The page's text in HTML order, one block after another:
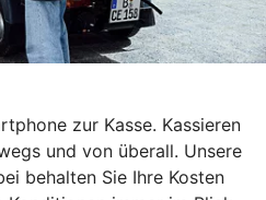
zur Kasse. Kassieren
und von überall. Unsere
behalten Sie Ihre Kosten